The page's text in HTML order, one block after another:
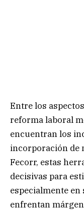
Entre los
reforma laboral
encuentran los
incorporación de
Fecorr, estas
decisivas para
especialmente
enfrentan